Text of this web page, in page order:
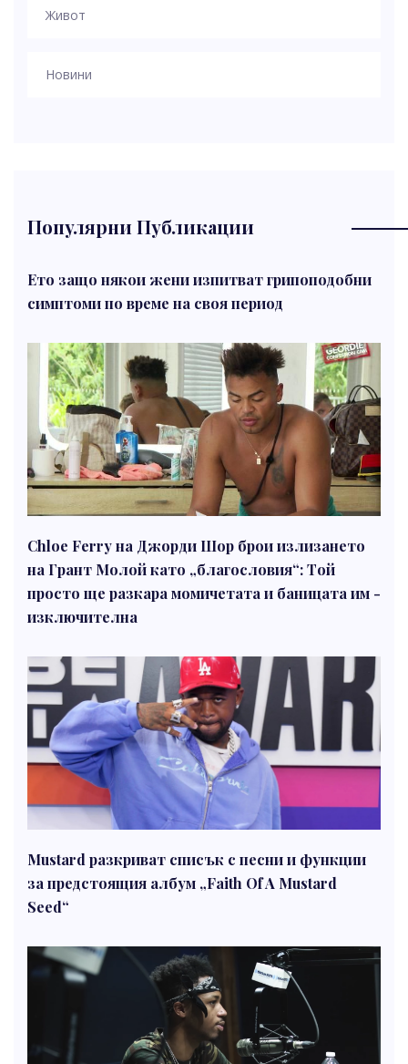
Живот
Новини
Популярни Публикации
Ето защо някои жени изпитват грипоподобни
симптоми по време на своя период
Chloe Ferry на Джорди Шор брои излизането
на Грант Молой като „благословия“: Той
просто ще разкара момичетата и баницата им -
изключителна
Mustard разкриват списък с песни и функции
за предстоящия албум „Faith Of A Mustard
Seed“